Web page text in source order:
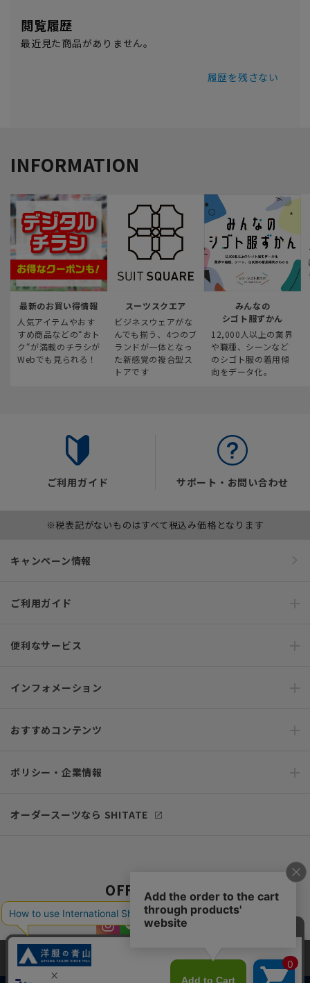
閲覧履歴
最近見た商品がありません。
履歴を残さない
INFORMATION
最新のお買い得情報
人気アイテムやおす
すめ商品などの“おト
ク“が満載のチラシが
Webでも見られる！
スーツスクエア
ビジネスウェアがな
んでも揃う、4つのブ
ランドが一体となっ
た新感覚の複合型ス
トアです
みんなの
シゴト服ずかん
12,000人以上の業界
や職種、シーンなど
のシゴト服の着用傾
向をデータ化。
ご利用ガイド サポート・お問い合わせ
※税表記がないものはすべて税込み価格となります
キャンペーン情報
ご利用ガイド
便利なサービス
インフォメーション
おすすめコンテンツ
ポリシー・企業情報
オーダースーツなら SHITATE
OFFICIAL SNS
当サイトでは、快適な閲覧体験とコンテンツ改善のためにCookieを使用